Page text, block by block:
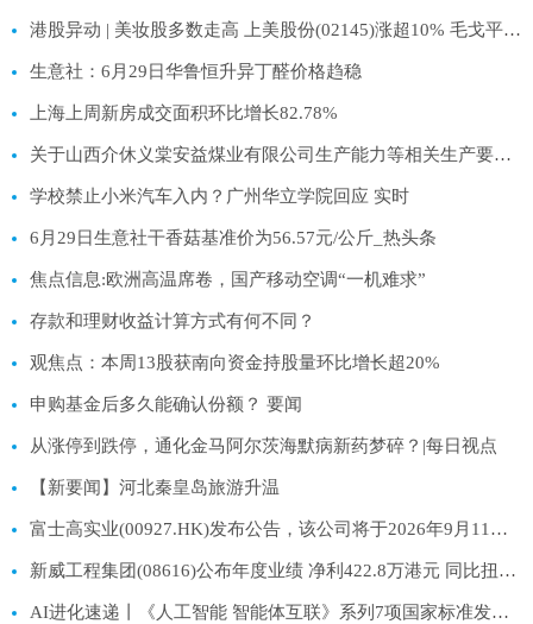
港股异动 | 美妆股多数走高 上美股份(02145)涨超10% 毛戈平(01318)涨超7%
生意社：6月29日华鲁恒升异丁醛价格趋稳
上海上周新房成交面积环比增长82.78%
关于山西介休义棠安益煤业有限公司生产能力等相关生产要素信息的公告-焦点热文
学校禁止小米汽车入内？广州华立学院回应 实时
6月29日生意社干香菇基准价为56.57元/公斤_热头条
焦点信息:欧洲高温席卷，国产移动空调“一机难求”
存款和理财收益计算方式有何不同？
观焦点：本周13股获南向资金持股量环比增长超20%
申购基金后多久能确认份额？ 要闻
从涨停到跌停，通化金马阿尔茨海默病新药梦碎？|每日视点
【新要闻】河北秦皇岛旅游升温
富士高实业(00927.HK)发布公告，该公司将于2026年9月11日派发末期股息每股0.01港元_快播
新威工程集团(08616)公布年度业绩 净利422.8万港元 同比扭亏为盈-每日聚焦
AI进化速递丨《人工智能 智能体互联》系列7项国家标准发布_今日看点